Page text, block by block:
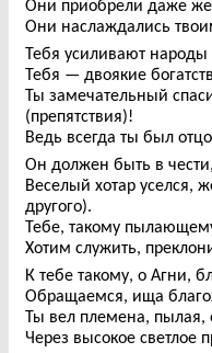
Они приобрели даже
Они наслаждались
Тебя усиливают народы
Тебя — двоякие
Ты замечательный
(препятствия)!
Ведь всегда ты был
Он должен быть в
Веселый хотар уселся,
другого).
Тебе, такому
Хотим служить,
К тебе такому, о Агни,
Обращаемся, ища
Ты вел племена, пылая,
Через высокое светлое